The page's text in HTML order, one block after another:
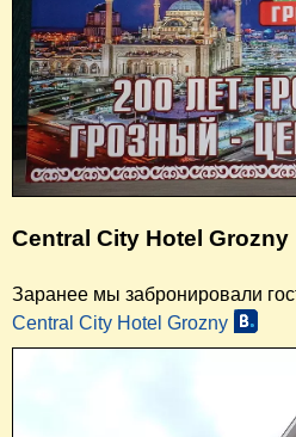
Central City Hotel Grozny
Заранее мы забронировали
Central City Hotel Grozny